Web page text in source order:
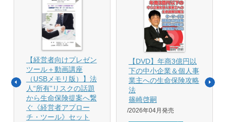
【経営者向けプレゼン
ツール＋動画講座
（USBメモリ版）】法
人“所有”リスクの話題
から生命保険提案へ繋
ぐ《経営者アプロー
チ・ツール》セット
【DVD】年商3億円以
下の中小企業＆個人事
業主への生命保険攻略
法
篠崎啓嗣
2026年04月発売